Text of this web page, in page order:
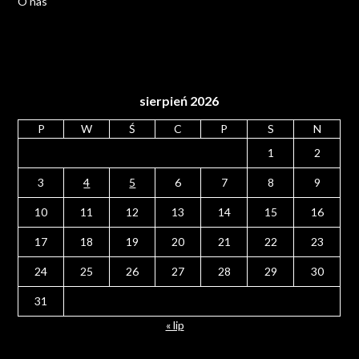
sierpień 2026
P W Ś C P S
N
1
2
3 4 5 6 7 8 9
10 11 12 13 14 15 16
17 18 19 20 21 22 23
24 25 26 27 28 29 30
31
« lip